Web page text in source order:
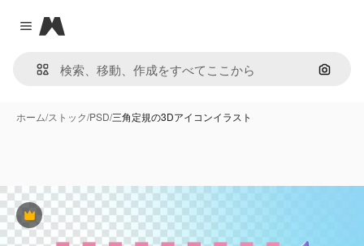
Close menu
Magnific
画像で
ホーム/ストック/PSD/三角定規の3Dアイコンイラスト
Premium